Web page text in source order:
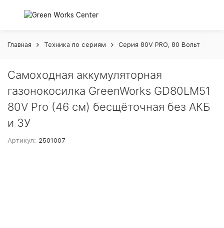
Главная Техника по сериям Серия 80V PRO, 80 Вольт
Самоходная аккумуляторная
газонокосилка GreenWorks GD80LM51
80V Pro (46 см) бесщёточная без АКБ
и ЗУ
Артикул: 2501007